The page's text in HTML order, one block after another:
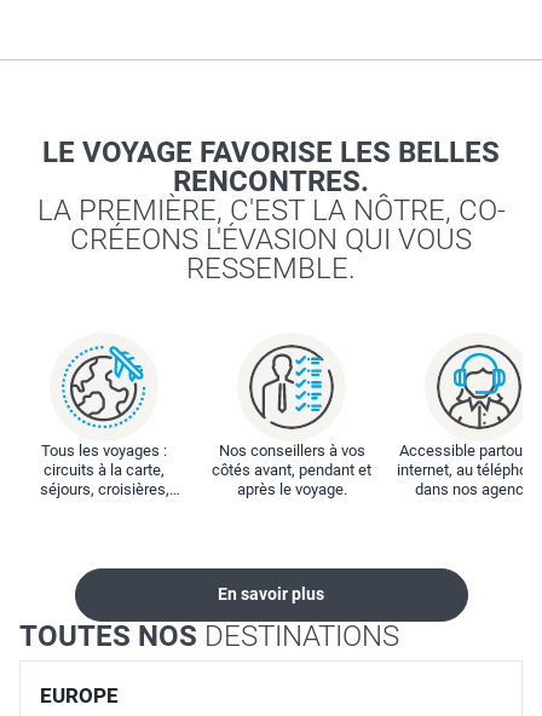
LE VOYAGE FAVORISE LES BELLES
RENCONTRES.
LA PREMIÈRE, C'EST LA NÔTRE, CO-
CRÉEONS L'ÉVASION QUI VOUS
RESSEMBLE.
Tous les voyages :
circuits à la carte,
séjours, croisières,
Nos conseillers à vos
côtés avant, pendant et
après le voyage.
Accessible partout :
internet, au
dans nos
En savoir plus
TOUTES NOS DESTINATIONS
EUROPE